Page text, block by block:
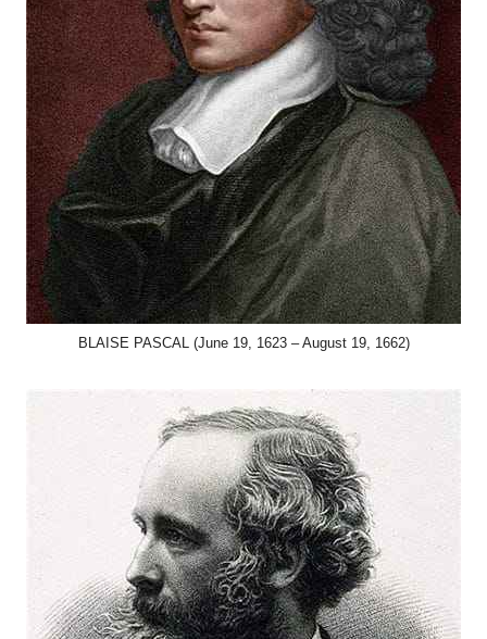
BLAISE PASCAL (June 19, 1623 – August 19, 1662)